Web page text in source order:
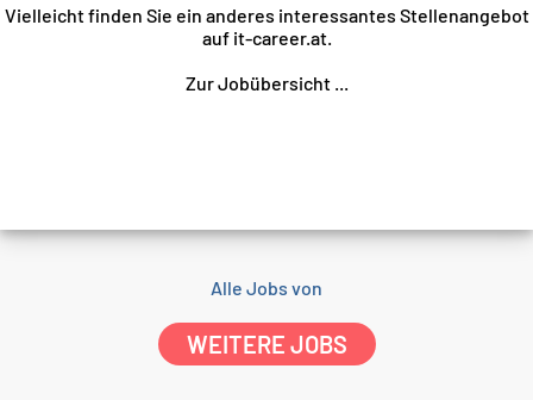
Vielleicht finden Sie ein anderes interessantes Stellenangebot
auf it-career.at.
Zur Jobübersicht ...
Alle Jobs von
WEITERE JOBS